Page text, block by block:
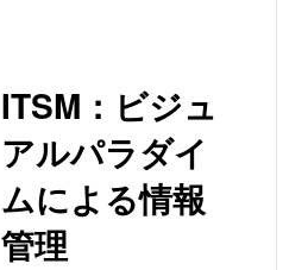
ITSM：ビジュ
アルパラダイ
ムによる情報
管理